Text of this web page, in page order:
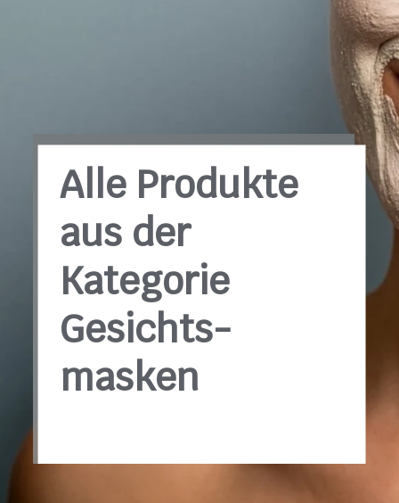
Alle Produkte
aus der
Kategorie
Gesichts­
masken